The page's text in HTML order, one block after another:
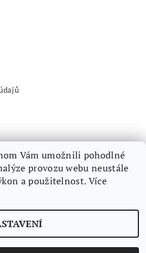
Vám umožnili pohodlné
provozu webu neustále
a použitelnost. Více